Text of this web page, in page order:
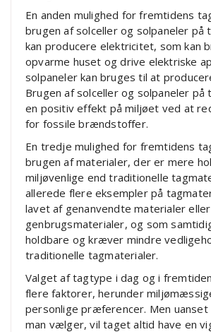
En anden mulighed for fremtidens
brugen af solceller og solpaneler på
kan producere elektricitet, som kan
opvarme huset og drive elektriske
solpaneler kan bruges til at
Brugen af solceller og solpaneler på
en positiv effekt på miljøet ved at
for fossile brændstoffer.
En tredje mulighed for fremtidens
brugen af materialer, der er mere
miljøvenlige end traditionelle
allerede flere eksempler på
lavet af genanvendte materialer eller
genbrugsmaterialer, og som
holdbare og kræver mindre
traditionelle tagmaterialer.
Valget af tagtype i dag og i
flere faktorer, herunder
personlige præferencer. Men uanset
man vælger, vil taget altid have en